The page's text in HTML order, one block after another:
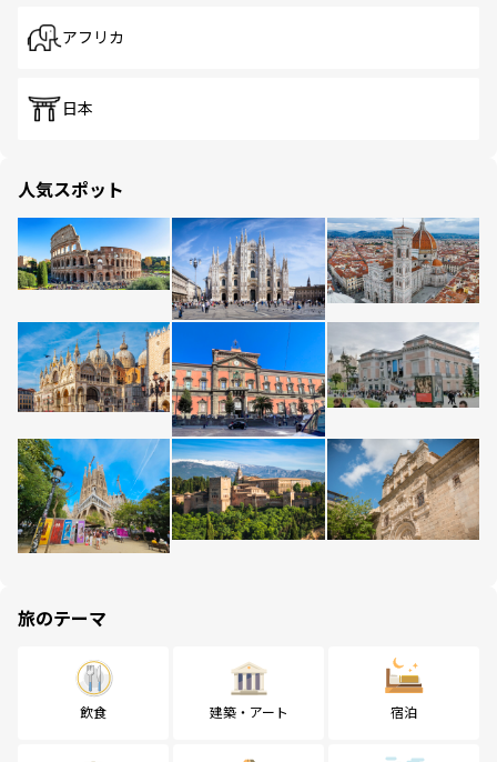
アフリカ
日本
人気スポット
旅のテーマ
飲食 建築・アート 宿泊